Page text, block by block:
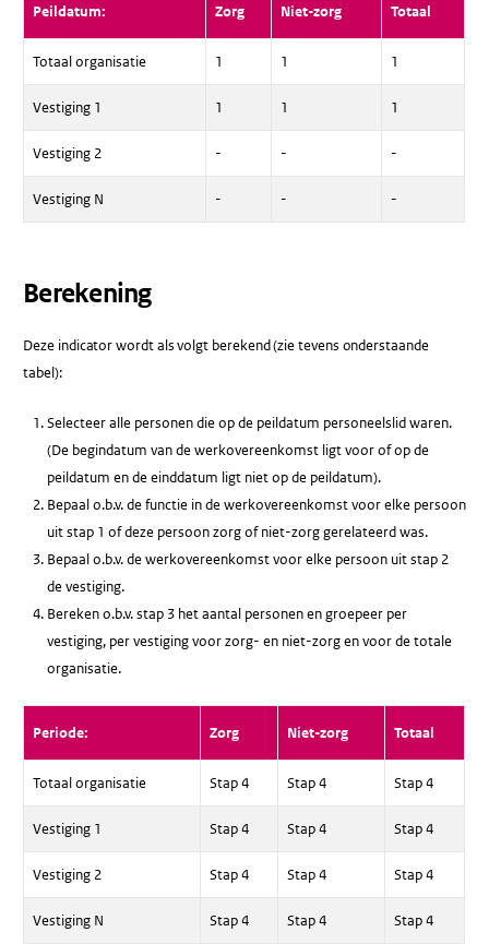
Peildatum: Zorg Niet-zorg Totaal
Totaal organisatie 1 1 1
Vestiging 1 1 1 1
Vestiging 2 - - -
Vestiging N - - -
Berekening
Deze indicator wordt als volgt berekend (zie tevens onderstaande
tabel):
Selecteer alle personen die op de peildatum personeelslid waren.
(De begindatum van de werkovereenkomst ligt voor of op de
peildatum en de einddatum ligt niet op de peildatum).
Bepaal o.b.v. de functie in de werkovereenkomst voor elke persoon
uit stap 1 of deze persoon zorg of niet-zorg gerelateerd was.
Bepaal o.b.v. de werkovereenkomst voor elke persoon uit stap 2
de vestiging.
Bereken o.b.v. stap 3 het aantal personen en groepeer per
vestiging, per vestiging voor zorg- en niet-zorg en voor de totale
organisatie.
Periode: Zorg Niet-zorg Totaal
Totaal organisatie Stap 4 Stap 4 Stap 4
Vestiging 1 Stap 4 Stap 4 Stap 4
Vestiging 2 Stap 4 Stap 4 Stap 4
Vestiging N Stap 4 Stap 4 Stap 4